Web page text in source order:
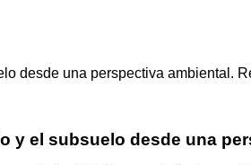
desde una perspectiva ambiental.
y el subsuelo desde una